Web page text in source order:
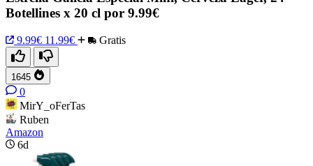
Botellines x 20 cl por 9.99€
9.99€ 11.99€ Gratis
1645
0
MirY_oFerTas
Ruben
Amazon
6d